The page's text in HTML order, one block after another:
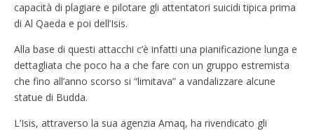
capacità di plagiare e pilotare gli attentatori suicidi tipica prima
di Al Qaeda e poi dell’Isis.
Alla base di questi attacchi c’è infatti una pianificazione lunga e
dettagliata che poco ha a che fare con un gruppo estremista
che fino all’anno scorso si “limitava” a vandalizzare alcune
statue di Budda.
L’Isis, attraverso la sua agenzia Amaq, ha rivendicato gli